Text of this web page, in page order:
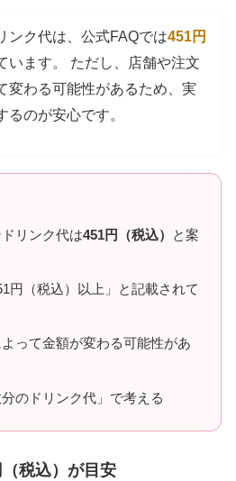
ンク代は、公式FAQでは451円
います。 ただし、店舗や注文
変わる可能性があるため、実
るのが安心です。
リンク代は451円（税込） と案
円（税込）以上」と記載されて
って金額が変わる可能性があ
のドリンク代」で考える
税込）が目安